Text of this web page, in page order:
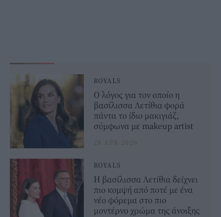
ROYALS
Ο λόγος για τον οποίο η
βασίλισσα Λετίθια φορά
πάντα το ίδιο μακιγιάζ,
σύμφωνα με makeup artist
28 APR 2026
ROYALS
Η βασίλισσα Λετίθια δείχνει
πιο κομψή από ποτέ με ένα
νέο φόρεμα στο πιο
μοντέρνο χρώμα της άνοιξης